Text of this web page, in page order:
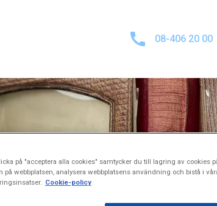
08-406 20 00
på "acceptera alla cookies" samtycker du till lagring av cookies
på webbplatsen, analysera webbplatsens användning och bistå i
Cookie-policy